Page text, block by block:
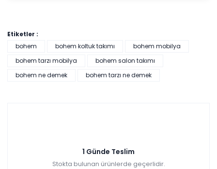
Etiketler :
bohem
bohem koltuk takımı
bohem mobilya
bohem tarzı mobilya
bohem salon takımı
bohem ne demek
bohem tarzı ne demek
1 Günde Teslim
Stokta bulunan ürünlerde geçerlidir.